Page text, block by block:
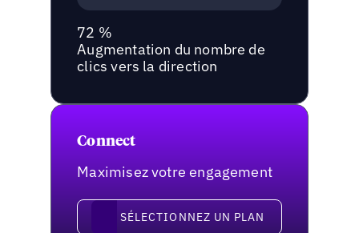
72 %
Augmentation du nombre de
clics vers la direction
Connect
Maximisez votre engagement
Sélectionnez un plan
SÉLECTIONNEZ UN PLAN